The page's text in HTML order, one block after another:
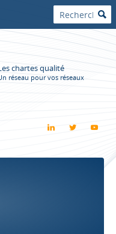
chartes qualité
réseau pour vos réseaux